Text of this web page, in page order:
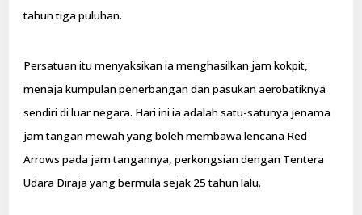
tahun tiga puluhan.
Persatuan itu menyaksikan ia menghasilkan jam kokpit,
menaja kumpulan penerbangan dan pasukan aerobatiknya
sendiri di luar negara. Hari ini ia adalah satu-satunya jenama
jam tangan mewah yang boleh membawa lencana Red
Arrows pada jam tangannya, perkongsian dengan Tentera
Udara Diraja yang bermula sejak 25 tahun lalu.